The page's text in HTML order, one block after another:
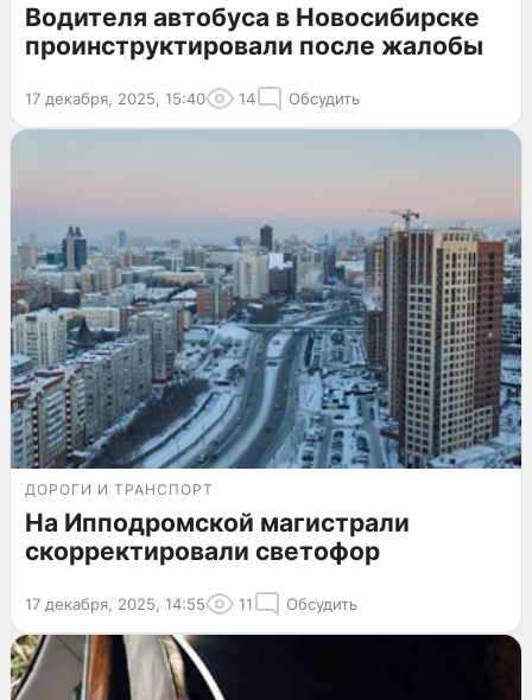
Водителя автобуса в Новосибирске
проинструктировали после жалобы
17 декабря, 2025, 15:40 14 Обсудить
ДОРОГИ И ТРАНСПОРТ
На Ипподромской магистрали
скорректировали светофор
17 декабря, 2025, 14:55 11 Обсудить